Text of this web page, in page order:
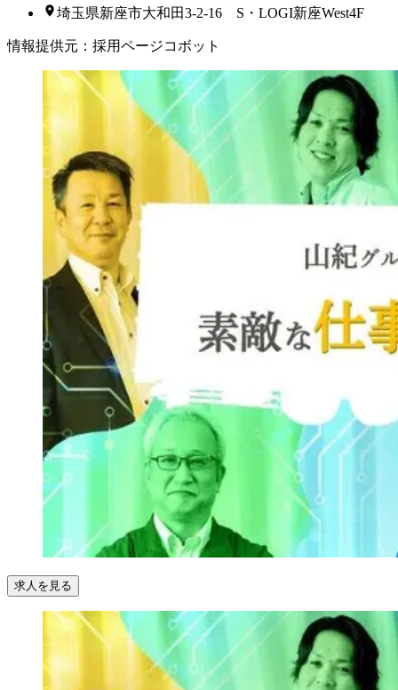
埼玉県新座市大和田3-2-16 S・LOGI新座West4F
情報提供元 ： 採用ページコボット
求人を見る